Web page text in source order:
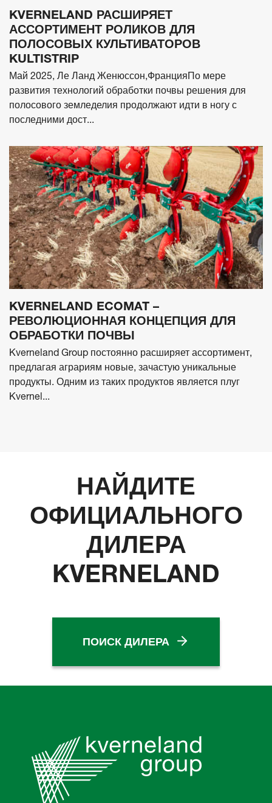
KVERNELAND РАСШИРЯЕТ
АССОРТИМЕНТ РОЛИКОВ ДЛЯ
ПОЛОСОВЫХ КУЛЬТИВАТОРОВ
KULTISTRIP
Май 2025, Ле Ланд Женюссон,ФранцияПо мере
развития технологий обработки почвы решения для
полосового земледелия продолжают идти в ногу с
последними дост...
KVERNELAND ECOMAT –
РЕВОЛЮЦИОННАЯ КОНЦЕПЦИЯ ДЛЯ
ОБРАБОТКИ ПОЧВЫ
Kverneland Group постоянно расширяет ассортимент,
предлагая аграриям новые, зачастую уникальные
продукты. Одним из таких продуктов является плуг
Kvernel...
НАЙДИТЕ
ОФИЦИАЛЬНОГО
ДИЛЕРА
KVERNELAND
ПОИСК ДИЛЕРА